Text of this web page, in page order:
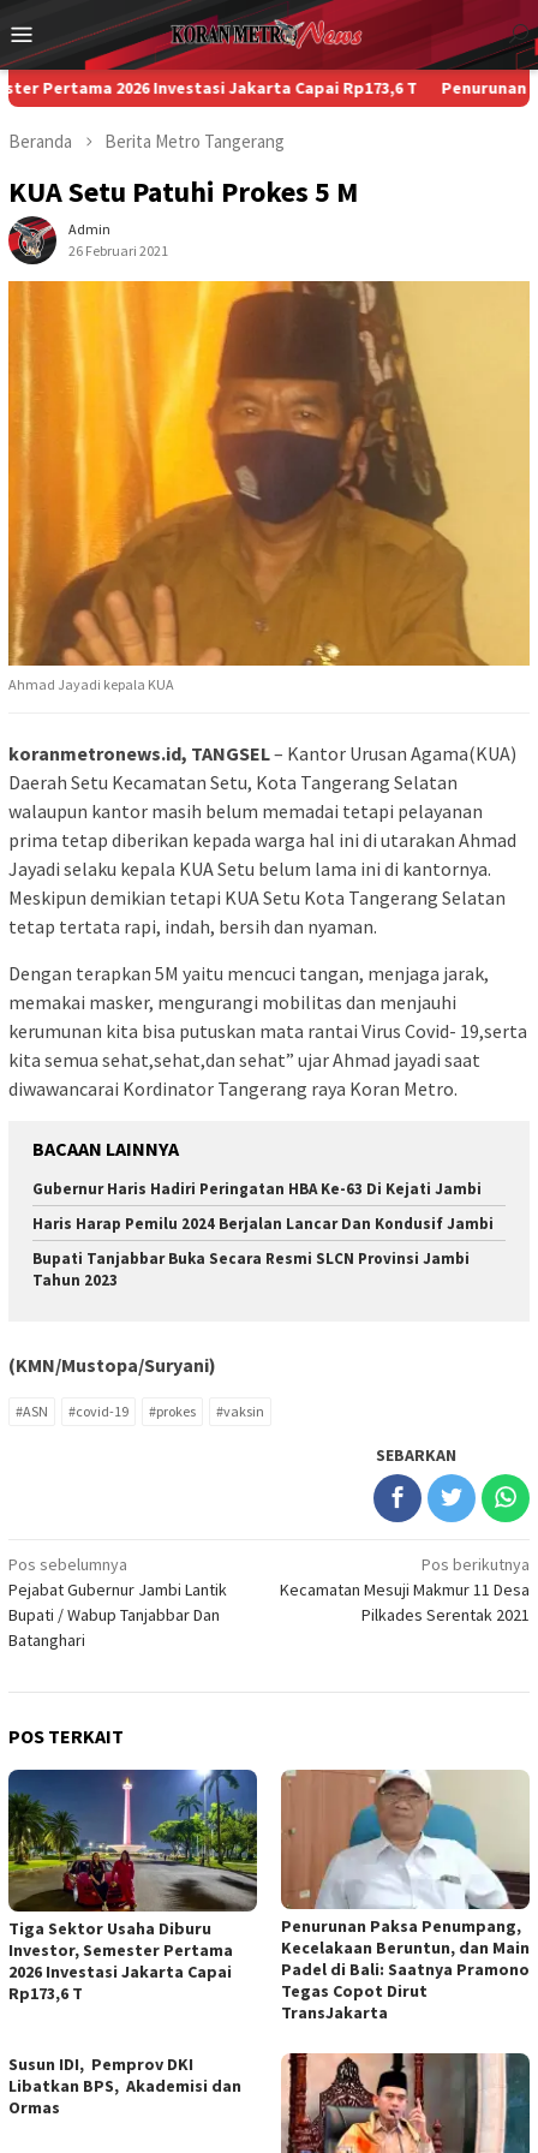
ke
konten
Menu
Mobile
2026 Investasi Jakarta Capai Rp173,6 T Penurunan Paksa
Beranda Berita Metro Tangerang
KUA Setu Patuhi Prokes 5 M
Admin
26 Februari 2021
Ahmad Jayadi kepala KUA
koranmetronews.id, TANGSEL– Kantor Urusan Agama(KUA)
Daerah Setu Kecamatan Setu, Kota Tangerang Selatan
walaupun kantor masih belum memadai tetapi pelayanan
prima tetap diberikan kepada warga hal ini di utarakan Ahmad
Jayadi selaku kepala KUA Setu belum lama ini di kantornya.
Meskipun demikian tetapi KUA Setu Kota Tangerang Selatan
tetap tertata rapi, indah, bersih dan nyaman.
Dengan terapkan 5M yaitu mencuci tangan, menjaga jarak,
memakai masker, mengurangi mobilitas dan menjauhi
kerumunan kita bisa putuskan mata rantai Virus Covid- 19,serta
kita semua sehat,sehat,dan sehat” ujar Ahmad jayadi saat
diwawancarai Kordinator Tangerang raya Koran Metro.
BACAAN LAINNYA
Gubernur Haris Hadiri Peringatan HBA Ke-63 Di Kejati Jambi
Haris Harap Pemilu 2024 Berjalan Lancar Dan Kondusif Jambi
Bupati Tanjabbar Buka Secara Resmi SLCN Provinsi Jambi
Tahun 2023
(KMN/Mustopa/Suryani)
#ASN #covid-19 #prokes #vaksin
SEBARKAN
Navigasi
pos
Pos sebelumnya
Pejabat Gubernur Jambi Lantik
Bupati / Wabup Tanjabbar Dan
Batanghari
Pos berikutnya
Kecamatan Mesuji Makmur 11 Desa
Pilkades Serentak 2021
POS TERKAIT
Tiga Sektor Usaha Diburu
Investor, Semester Pertama
2026 Investasi Jakarta Capai
Rp173,6 T
Penurunan Paksa Penumpang,
Kecelakaan Beruntun, dan Main
Padel di Bali: Saatnya Pramono
Tegas Copot Dirut
TransJakarta
Susun IDI, Pemprov DKI
Libatkan BPS, Akademisi dan
Ormas